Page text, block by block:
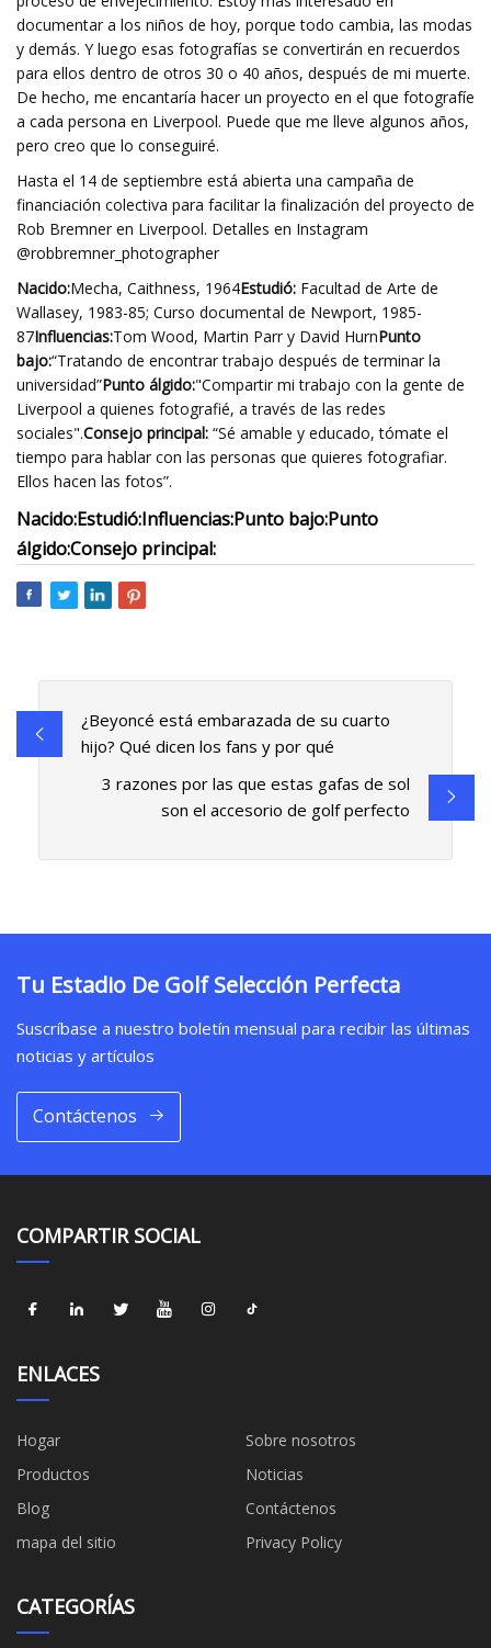
documentar a los niños de hoy, porque todo cambia, las modas
y demás. Y luego esas fotografías se convertirán en recuerdos
para ellos dentro de otros 30 o 40 años, después de mi muerte.
De hecho, me encantaría hacer un proyecto en el que fotografíe
a cada persona en Liverpool. Puede que me lleve algunos años,
pero creo que lo conseguiré.
Hasta el 14 de septiembre está abierta una campaña de
financiación colectiva para facilitar la finalización del proyecto de
Rob Bremner en Liverpool. Detalles en Instagram
@robbremner_photographer
Nacido:Mecha, Caithness, 1964Estudió: Facultad de Arte de
Wallasey, 1983-85; Curso documental de Newport, 1985-
87Influencias:Tom Wood, Martin Parr y David HurnPunto
bajo:“Tratando de encontrar trabajo después de terminar la
universidad”Punto álgido:"Compartir mi trabajo con la gente de
Liverpool a quienes fotografié, a través de las redes
sociales".Consejo principal: “Sé amable y educado, tómate el
tiempo para hablar con las personas que quieres fotografiar.
Ellos hacen las fotos”.
Nacido:Estudió:Influencias:Punto bajo:Punto
álgido:Consejo principal:
¿Beyoncé está embarazada de su cuarto
hijo? Qué dicen los fans y por qué
3 razones por las que estas gafas de sol
son el accesorio de golf perfecto
Tu Estadio De Golf Selección Perfecta
Suscríbase a nuestro boletín mensual para recibir las últimas
noticias y artículos
Contáctenos
COMPARTIR SOCIAL
ENLACES
Hogar
Sobre nosotros
Productos
Noticias
Blog
Contáctenos
mapa del sitio
Privacy Policy
CATEGORÍAS